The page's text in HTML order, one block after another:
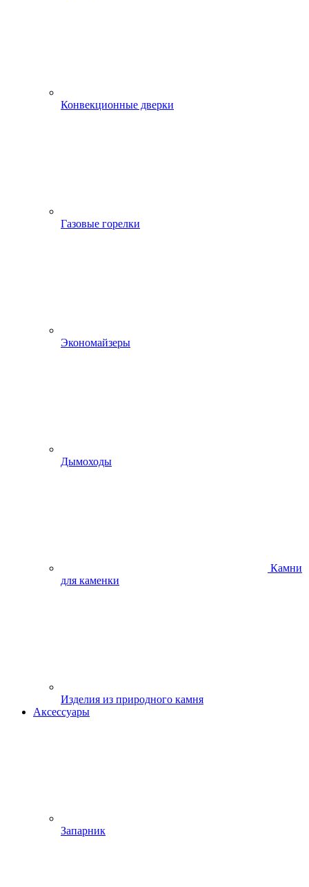
Конвекционные дверки
Газовые горелки
Экономайзеры
Дымоходы
Камни
для каменки
Изделия из природного камня
Аксессуары
Запарник